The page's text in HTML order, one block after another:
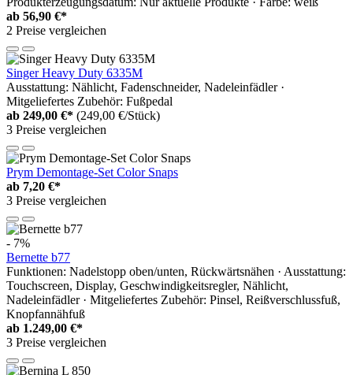
ab 56,90 €*
2 Preise vergleichen
Singer Heavy Duty 6335M
Ausstattung: Nählicht, Fadenschneider, Nadeleinfädler ·
Mitgeliefertes Zubehör: Fußpedal
ab 249,00 €* (249,00 €/Stück)
3 Preise vergleichen
Prym Demontage-Set Color Snaps
ab 7,20 €*
3 Preise vergleichen
- 7%
Bernette b77
Funktionen: Nadelstopp oben/unten, Rückwärtsnähen · Ausstattung:
Touchscreen, Display, Geschwindigkeitsregler, Nählicht,
Nadeleinfädler · Mitgeliefertes Zubehör: Pinsel, Reißverschlussfuß,
Knopfannähfuß
ab 1.249,00 €*
3 Preise vergleichen